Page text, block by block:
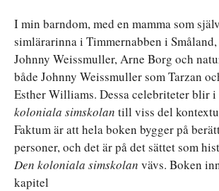
I min barndom, med en mamma som
simlärarinna i Timmernabben i
Johnny Weissmuller, Arne Borg och
både Johnny Weissmuller som Tarzan
Esther Williams. Dessa celebriteter blir i
koloniala simskolan till viss del
Faktum är att hela boken bygger på
personer, och det är på det sättet som
Den koloniala simskolan vävs. Boken
kapitel